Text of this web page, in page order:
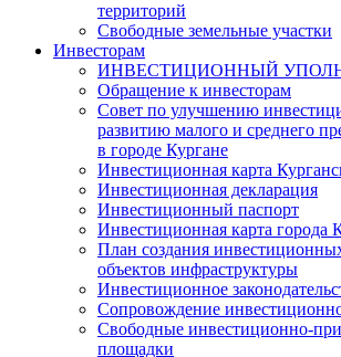
территорий
Свободные земельные участки
Инвесторам
ИНВЕСТИЦИОННЫЙ
Обращение к инвесторам
Совет по улучшению
развитию малого и среднего
в городе Кургане
Инвестиционная карта
Инвестиционная декларация
Инвестиционный паспорт
Инвестиционная карта города
План создания
объектов инфраструктуры
Инвестиционное
Сопровождение
Свободные инвестиционно-
площадки